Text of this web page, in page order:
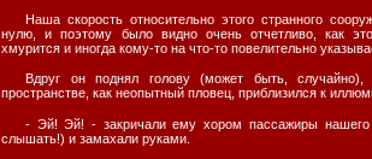
Наша скорость относительно этого странного
нулю, и поэтому было видно очень отчетливо, как
хмурится и иногда кому-то на что-то повелительно
Вдруг он поднял голову (может быть, случайно),
пространстве, как неопытный пловец, приблизился к
- Эй! Эй! - закричали ему хором пассажиры нашего
слышать!) и замахали руками.